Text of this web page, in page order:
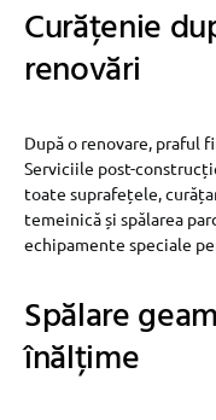
Curățenie
renovări
După o renovare, praful
Serviciile post-
toate suprafețele,
temeinică și spălarea
echipamente speciale
Spălare
înălțime